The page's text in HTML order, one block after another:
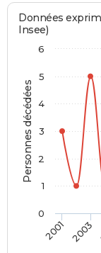
Personnes décédées
Données
Insee)
2001 2003
0
1
2
3
4
5
6